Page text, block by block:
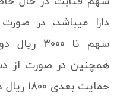
دارا میباشد، در
سهم تا
همچنین در صورت از
حمایت